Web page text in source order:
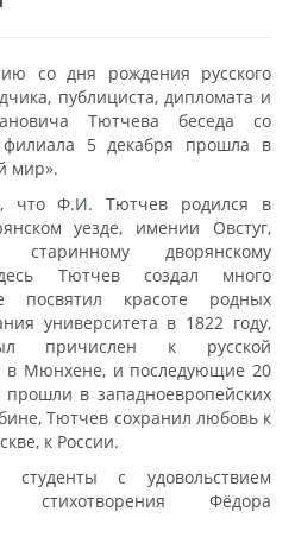
со дня рождения русского
публициста, дипломата и
Тютчева беседа со
филиала 5 декабря прошла в
мир».
что Ф.И. Тютчев родился в
уезде, имении Овстуг,
дворянскому
Тютчев создал много
посвятил красоте родных
университета в 1822 году,
причислен к русской
в Мюнхене, и последующие 20
в западноевропейских
Тютчев сохранил любовь к
к России.
с удовольствием
стихотворения Фёдора